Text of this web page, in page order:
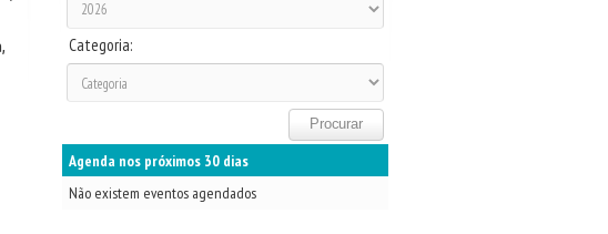
Categoria:
Agenda nos próximos 30 dias
Não existem eventos agendados